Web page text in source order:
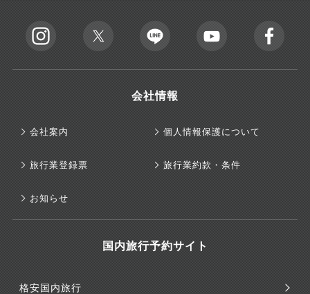
会社情報
会社案内 個人情報保護について
旅行業登録票 旅行業約款・条件
お知らせ
国内旅行予約サイト
格安国内旅行